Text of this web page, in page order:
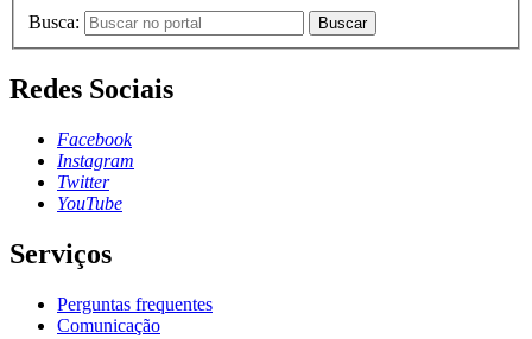
Busca: Buscar
Redes Sociais
Facebook
Instagram
Twitter
YouTube
Serviços
Perguntas frequentes
Comunicação